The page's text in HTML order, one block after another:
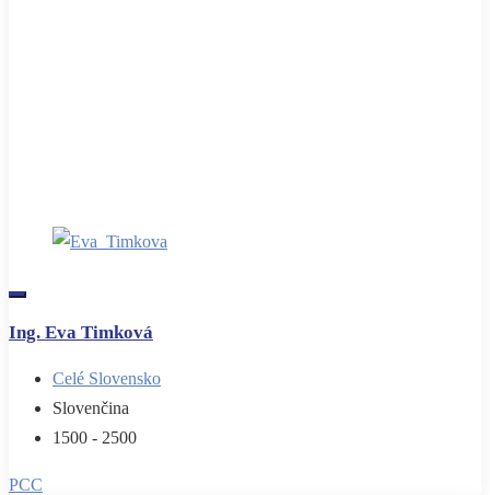
Ing. Eva Timková
Celé Slovensko
Slovenčina
1500 - 2500
PCC